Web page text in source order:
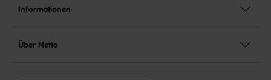
Informationen
Über Netto